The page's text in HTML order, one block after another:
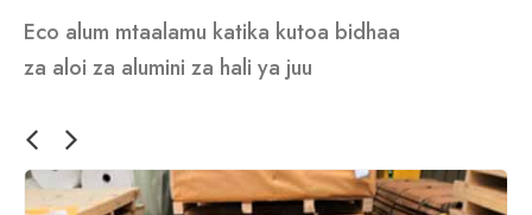
Eco alum mtaalamu katika kutoa bidhaa
za aloi za alumini za hali ya juu